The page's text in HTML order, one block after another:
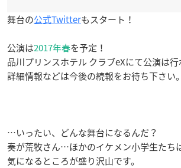
舞台の公式Twitterもスタート！
公演は2017年春を予定！
品川プリンスホテル クラブeXにて公演は行
詳細情報などは今後の続報をお待ち下さい。
…いったい、どんな舞台になるんだ？
奏が荒牧さん…ほかのイケメン小学生たち
気になるところが盛り沢山です。